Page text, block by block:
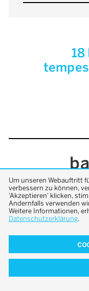
18
Um unseren Webauftritt
verbessern zu können,
'Akzeptieren' klicken,
Andernfalls verwenden
Weitere Informationen,
Datenschutzerklärung.